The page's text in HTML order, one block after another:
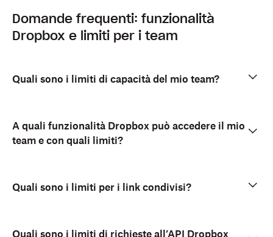
Domande frequenti: funzionalità
Dropbox e limiti per i team
Quali sono i limiti di capacità del mio team?
A quali funzionalità Dropbox può accedere il mio
team e con quali limiti?
Quali sono i limiti per i link condivisi?
Quali sono i limiti di richieste all’API Dropbox